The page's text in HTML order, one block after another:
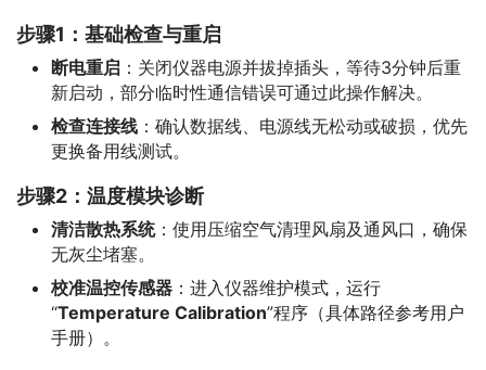
步骤1：基础检查与重启
断电重启 ：关闭仪器电源并拔掉插头，等待3分钟后重
新启动，部分临时性通信错误可通过此操作解决。
检查连接线 ：确认数据线、电源线无松动或破损，优先
更换备用线测试。
步骤2：温度模块诊断
清洁散热系统：使用压缩空气清理风扇及通风口，确保
无灰尘堵塞。
校准温控传感器 ：进入仪器维护模式，运行
“Temperature Calibration”程序（具体路径参考用户
手册）。